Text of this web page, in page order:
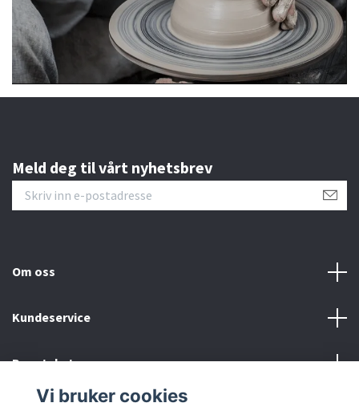
Meld deg til vårt nyhetsbrev
Om oss
Kundeservice
Bunntekstmeny
Vi bruker cookies